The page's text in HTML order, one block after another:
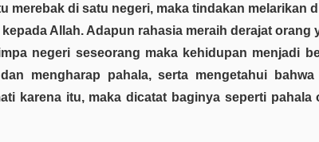
di satu negeri, maka tindakan melarikan
Allah. Adapun rahasia meraih derajat orang
negeri seseorang maka kehidupan menjadi
mengharap pahala, serta mengetahui
karena itu, maka dicatat baginya seperti pahala